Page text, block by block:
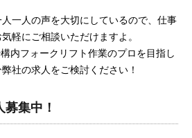
一人の声を大切にしているので、仕事
軽にご相談いただけますよ。
内フォークリフト作業のプロを目指し
社の求人をご検討ください！
集中！